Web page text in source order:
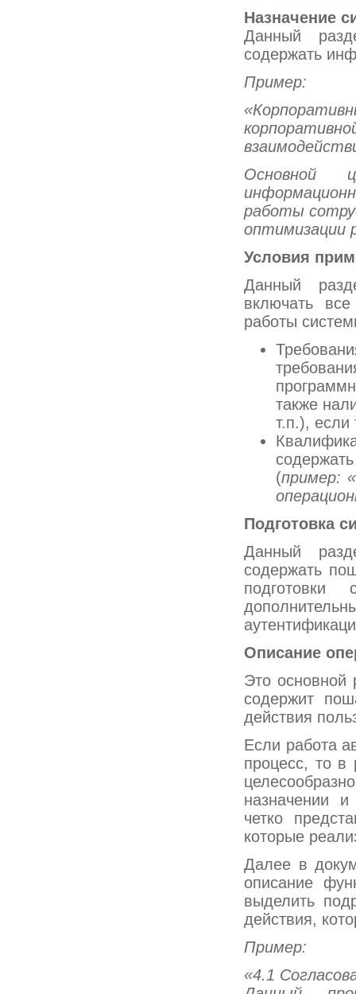
Назначение
Данный
содержать
Пример:
Основной
работы
оптимизации
Условия
Данный
включать
работы
также
т.п.), если
(пример:
Подготовка
Данный
содержать
Описание
Это основной
содержит
действия
Если работа
процесс, то в
назначении
четко
которые
Далее в
описание
выделить
действия,
Пример:
«4.1